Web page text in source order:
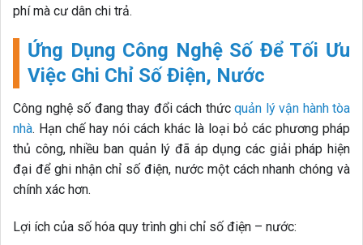
phí mà cư dân chi trả.
Ứng Dụng Công Nghệ Số Để Tối Ưu
Việc Ghi Chỉ Số Điện, Nước
Công nghệ số đang thay đổi cách thức quản lý vận hành tòa
nhà. Hạn chế hay nói cách khác là loại bỏ các phương pháp
thủ công, nhiều ban quản lý đã áp dụng các giải pháp hiện
đại để ghi nhận chỉ số điện, nước một cách nhanh chóng và
chính xác hơn.
Lợi ích của số hóa quy trình ghi chỉ số điện – nước: